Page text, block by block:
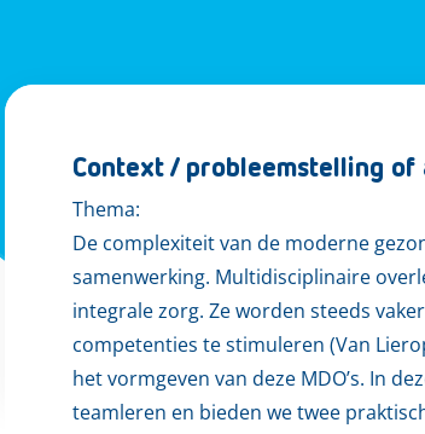
Context / probleemstelling of
Thema:
De complexiteit van de moderne
samenwerking. Multidisciplinaire
integrale zorg. Ze worden steeds
competenties te stimuleren (Van
het vormgeven van deze MDO’s. In
teamleren en bieden we twee